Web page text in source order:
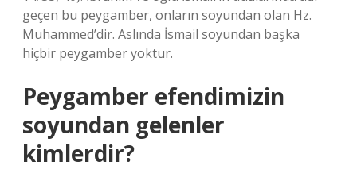
geçen bu peygamber, onların soyundan olan Hz.
Muhammed’dir. Aslında İsmail soyundan başka
hiçbir peygamber yoktur.
Peygamber efendimizin
soyundan gelenler
kimlerdir?